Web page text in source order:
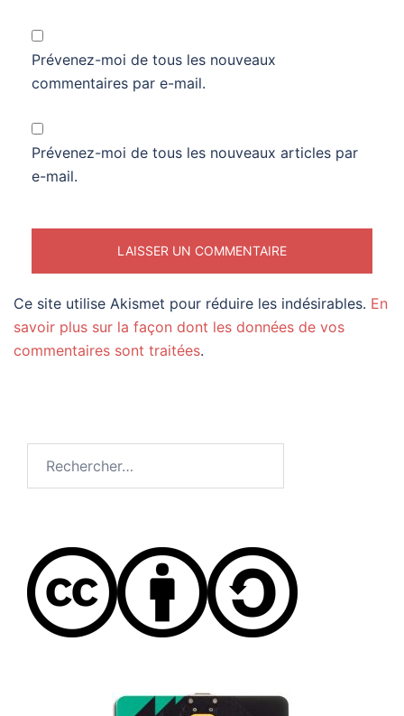
Prévenez-moi de tous les nouveaux
commentaires par e-mail.
Prévenez-moi de tous les nouveaux articles par
e-mail.
Ce site utilise Akismet pour réduire les indésirables. En
savoir plus sur la façon dont les données de vos
commentaires sont traitées.